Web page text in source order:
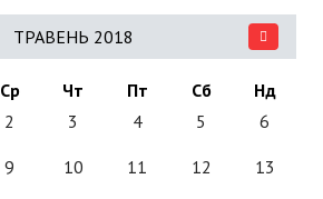
ТРАВЕНЬ 2018
Ср Чт Пт Сб
Нд
2 3 4 5 6
9 10 11 12 13